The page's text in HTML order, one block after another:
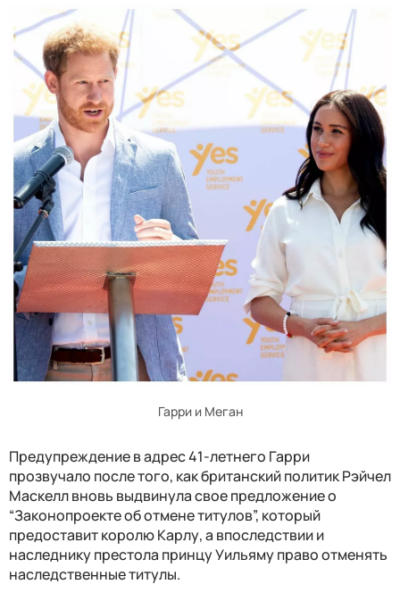
Гарри и Меган
Предупреждение в адрес 41-летнего Гарри
прозвучало после того, как британский политик Рэйчел
Маскелл вновь выдвинула свое предложение о
“Законопроекте об отмене титулов”, который
предоставит королю Карлу, а впоследствии и
наследнику престола принцу Уильяму право отменять
наследственные титулы.